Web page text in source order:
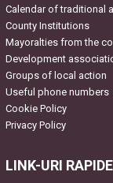
Calendar of traditional
County Institutions
Mayoralties from the
Development
Groups of local action
Useful phone numbers
Cookie Policy
Privacy Policy
LINK-URI RAPIDE